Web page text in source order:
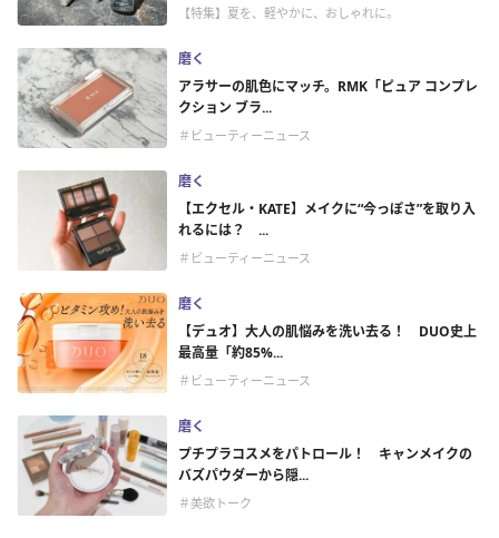
【特集】夏を、軽やかに、おしゃれに。
磨く
アラサーの肌色にマッチ。RMK「ピュア コンプレ
クション ブラ...
＃ビューティーニュース
磨く
【エクセル・KATE】メイクに“今っぽさ”を取り入
れるには？ ...
＃ビューティーニュース
磨く
【デュオ】大人の肌悩みを洗い去る！ DUO史上
最高量「約85%...
＃ビューティーニュース
磨く
プチプラコスメをパトロール！ キャンメイクの
バズパウダーから隠...
＃美欲トーク